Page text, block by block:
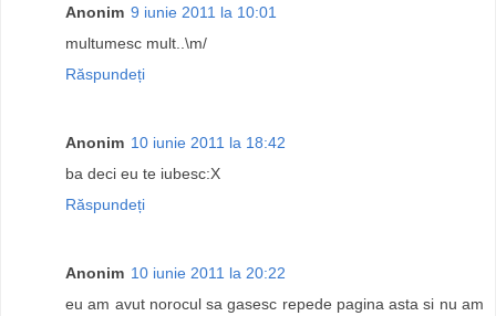
Anonim 9 iunie 2011 la 10:01
multumesc mult..\m/
Răspundeți
Anonim 10 iunie 2011 la 18:42
ba deci eu te iubesc:X
Răspundeți
Anonim 10 iunie 2011 la 20:22
eu am avut norocul sa gasesc repede pagina asta si nu am